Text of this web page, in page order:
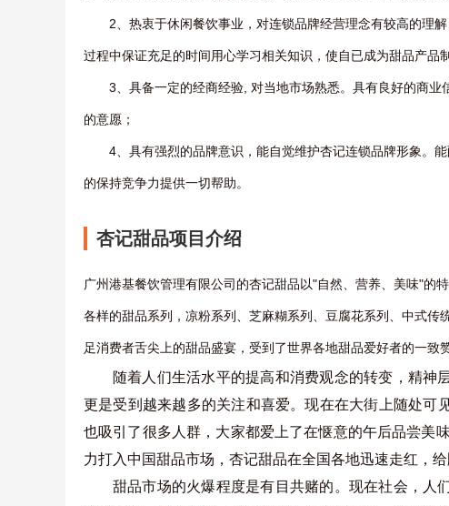
2、热衷于休闲餐饮事业，对连锁品牌经营理念有较高的理
过程中保证充足的时间用心学习相关知识，使自已成为甜品产品
3、具备一定的经商经验, 对当地市场熟悉。具有良好的商
的意愿；
4、具有强烈的品牌意识，能自觉维护杏记连锁品牌形象。
的保持竞争力提供一切帮助。
杏记甜品项目介绍
广州港基餐饮管理有限公司的杏记甜品以"自然、营养、美味"的
各样的甜品系列，凉粉系列、芝麻糊系列、豆腐花系列、中式
足消费者舌尖上的甜品盛宴，受到了世界各地甜品爱好者的一致
随着人们生活水平的提高和消费观念的转变，精神
更是受到越来越多的关注和喜爱。现在在大街上随处可
也吸引了很多人群，大家都爱上了在惬意的午后品尝美
力打入中国甜品市场，杏记甜品在全国各地迅速走红，给
甜品市场的火爆程度是有目共赌的。现在社会，人